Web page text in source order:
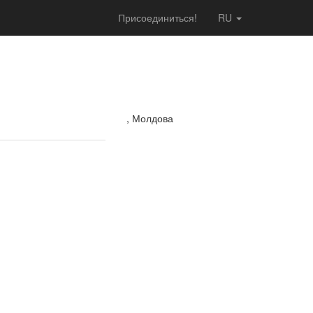
RU
Присоединиться!
, Молдова